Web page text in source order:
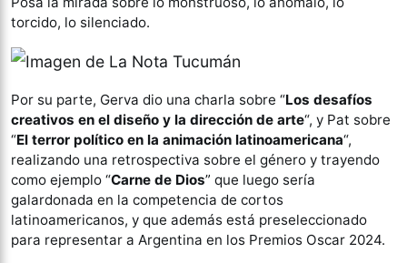
torcido, lo silenciado.
Por su parte, Gerva dio una charla sobre “Los desafíos
creativos en el diseño y la dirección de arte“, y Pat sobre
“El terror político en la animación latinoamericana“,
realizando una retrospectiva sobre el género y trayendo
como ejemplo “Carne de Dios” que luego sería
galardonada en la competencia de cortos
latinoamericanos, y que además está preseleccionado
para representar a Argentina en los Premios Oscar 2024.